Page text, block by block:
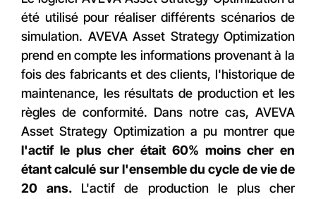
été utilisé pour réaliser différents scénarios de
simulation. AVEVA Asset Strategy Optimization
prend en compte les informations provenant à la
fois des fabricants et des clients, l'historique de
maintenance, les résultats de production et les
règles de conformité. Dans notre cas, AVEVA
Asset Strategy Optimization a pu montrer que
l'actif le plus cher était 60% moins cher en
étant calculé sur l'ensemble du cycle de vie de
20 ans. L'actif de production le plus cher